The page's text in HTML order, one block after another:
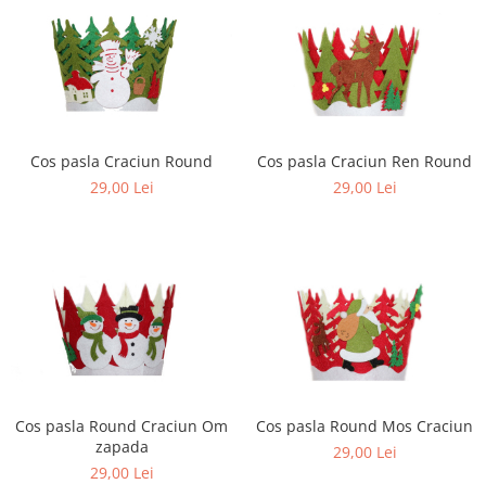
Cos pasla Craciun Round
29,00 Lei
Cos pasla Craciun Ren Round
29,00 Lei
Cos pasla Round Craciun Om
zapada
29,00 Lei
Cos pasla Round Mos Craciun
29,00 Lei